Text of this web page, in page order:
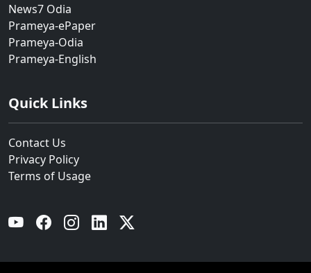
News7 Odia
Prameya-ePaper
Prameya-Odia
Prameya-English
Quick Links
Contact Us
Privacy Policy
Terms of Usage
YouTube Facebook Instagram Linkedin